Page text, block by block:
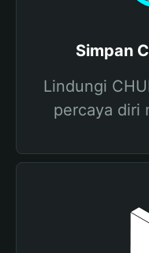
Simpan
Lindungi
percaya diri